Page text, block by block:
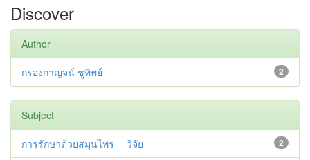
Discover
Author
2
กรองกาญจน์ ชูทิพย์
Subject
2
การรักษาด้วยสมุนไพร -- วิจัย